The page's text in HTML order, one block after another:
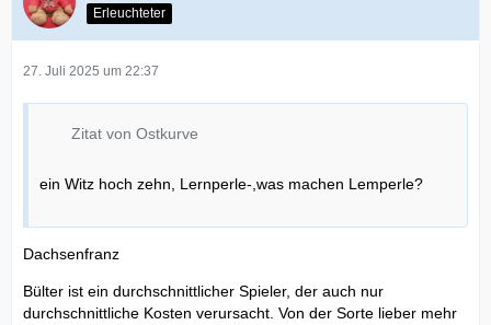
Erleuchteter
27. Juli 2025 um 22:37
Zitat von Ostkurve
ein Witz hoch zehn, Lernperle-,was machen Lemperle?
Dachsenfranz
Bülter ist ein durchschnittlicher Spieler, der auch nur
durchschnittliche Kosten verursacht. Von der Sorte lieber mehr